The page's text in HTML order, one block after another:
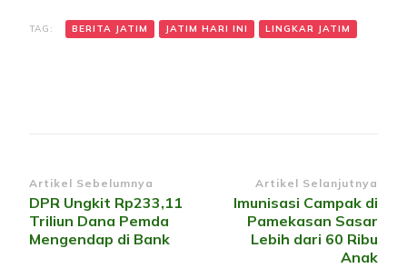
TAG: BERITA JATIM JATIM HARI INI LINGKAR JATIM
Navigasi
Artikel
Artikel Sebelumnya
DPR Ungkit Rp233,11
Triliun Dana Pemda
Mengendap di Bank
Artikel Selanjutnya
Imunisasi Campak di
Pamekasan Sasar
Lebih dari 60 Ribu
Anak